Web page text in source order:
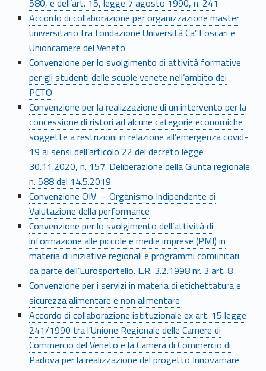
580, e dell’art. 15, legge 7 agosto 1990, n. 241
Accordo di collaborazione per organizzazione master
universitario tra fondazione Università Ca’ Foscari e
Unioncamere del Veneto
Convenzione per lo svolgimento di attività formative
per gli studenti delle scuole venete nell’ambito dei
PCTO
Convenzione per la realizzazione di un intervento per la
concessione di ristori ad alcune categorie economiche
soggette a restrizioni in relazione all’emergenza covid-
19 ai sensi dell’articolo 22 del decreto legge
30.11.2020, n. 157. Deliberazione della Giunta regionale
n. 588 del 14.5.2019
Convenzione OIV – Organismo Indipendente di
Valutazione della performance
Convenzione per lo svolgimento dell’attività di
informazione alle piccole e medie imprese (PMI) in
materia di iniziative regionali e programmi comunitari
da parte dell’Eurosportello. L.R. 3.2.1998 nr. 3 art. 8
Convenzione per i servizi in materia di etichettatura e
sicurezza alimentare e non alimentare
Accordo di collaborazione istituzionale ex art. 15 legge
241/1990 tra l’Unione Regionale delle Camere di
Commercio del Veneto e la Camera di Commercio di
Padova per la realizzazione del progetto Innovamare